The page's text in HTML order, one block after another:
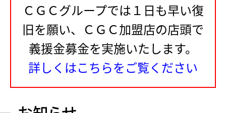
ＣＧＣグループでは１日も早い復
旧を願い、ＣＧＣ加盟店の店頭で
義援金募金を実施いたします。
詳しくはこちらをご覧ください